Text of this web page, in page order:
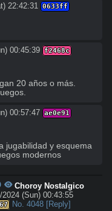
22:42:31 0633ff
00:45:39 f2468c
20 años o más.
00:57:47 ae0e91
jugabilidad y esquema
modernos
Choroy Nostalgico
2024 (Sun) 00:43:55
No. 4048 [Reply]